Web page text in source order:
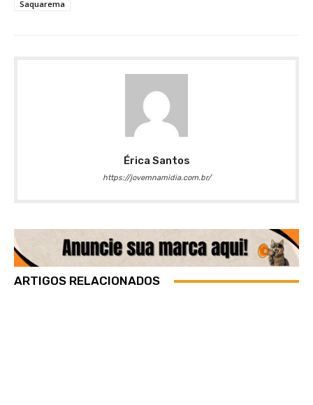
Saquarema
Érica Santos
https://jovemnamidia.com.br/
ARTIGOS RELACIONADOS